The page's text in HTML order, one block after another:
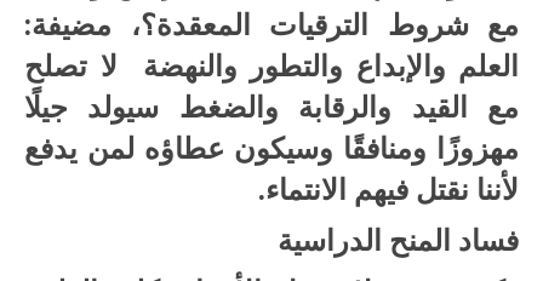
مع شروط الترقيات المعقدة؟، مضيفة:
العلم والإبداع والتطور والنهضة لا تصلح
مع القيد والرقابة والضغط سيولد جيلًا
مهزوزًا ومنافقًا وسيكون عطاؤه لمن يدفع
لأننا نقتل فيهم الانتماء.
فساد المنح الدراسية